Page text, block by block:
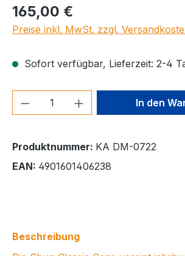
Regulärer Preis:
165,00 €
Preise inkl. MwSt. zzgl.
Sofort verfügbar, Lieferzeit: 2-4
Produkt Anzahl: Gib den
In den
Produktnummer: KA DM-0722
EAN: 4901601406238
Beschreibung